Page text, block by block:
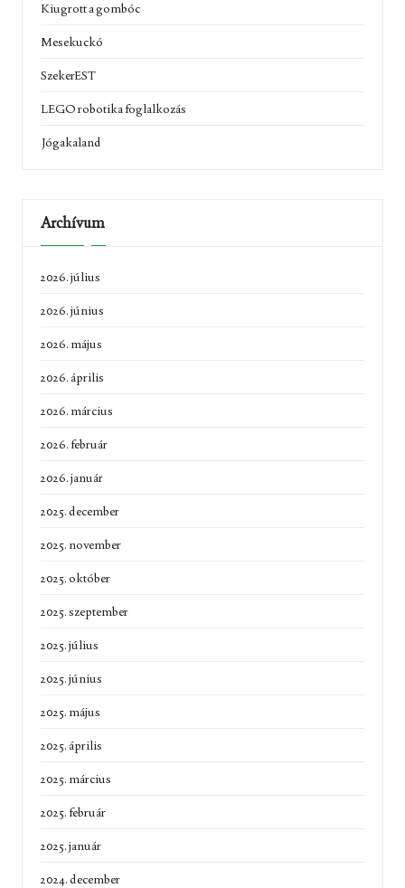
Kiugrott a gombóc
Mesekuckó
SzekerEST
LEGO robotika foglalkozás
Jógakaland
Archívum
2026. július
2026. június
2026. május
2026. április
2026. március
2026. február
2026. január
2025. december
2025. november
2025. október
2025. szeptember
2025. július
2025. június
2025. május
2025. április
2025. március
2025. február
2025. január
2024. december